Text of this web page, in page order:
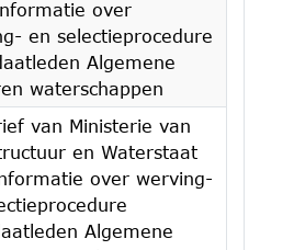
over
en selectieprocedure
Algemene
waterschappen
van Ministerie van
en Waterstaat
over werving-
Algemene